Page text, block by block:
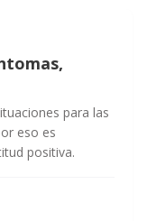
para las
eso es
positiva.